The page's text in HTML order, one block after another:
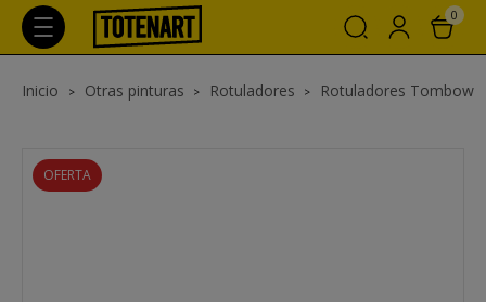
0
Inicio Otras pinturas Rotuladores Rotuladores Tombow
OFERTA